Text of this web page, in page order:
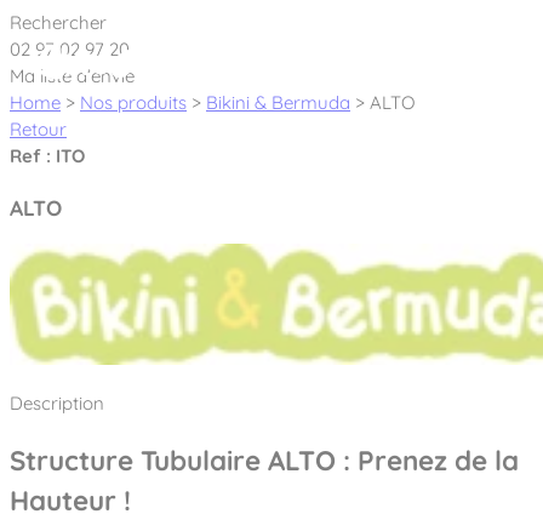
Cookies management panel
Créateur et fabricant d’aires de jeux &
Nos dernières actualités
À propos
Nos engagements
Nos Garanties
Notre concept
Aires de jeux Bikini & Bermuda®
Tous nos jeux
Jeux inclusifs
Sport & Fitness Sport&Co®
Rechercher
02 97 02 97 20
Ma liste d’envie
Home > Nos produits > Bikini & Bermuda > ALTO
Retour
Ref : ITO
ALTO
Description
Structure Tubulaire ALTO : Prenez de la
Hauteur !